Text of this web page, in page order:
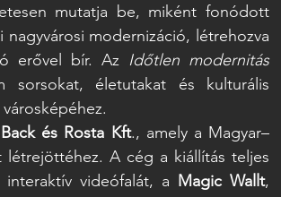
mutatja be, miként fonódott
nagyvárosi modernizáció, létrehozva
erővel bír. Az Időtlen modernitás
életutakat és kulturális
Back és Rosta Kft., amely a Magyar–
létrejöttéhez. A cég a kiállítás teljes
videófalát, a Magic Wallt,